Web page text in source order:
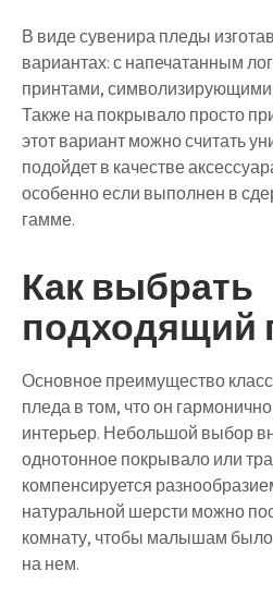
В виде сувенира пледы
вариантах: с напечатанным
принтами,
Также на покрывало просто
этот вариант можно считать
подойдет в качестве
особенно если выполнен в
гамме.
Как выбрать
подходящий
Основное преимущество
пледа в том, что он
интерьер. Небольшой выбор
однотонное покрывало или
компенсируется
натуральной шерсти можно
комнату, чтобы малышам было
на нем.